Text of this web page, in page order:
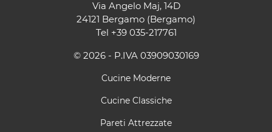
Via Angelo Maj, 14D
24121 Bergamo (Bergamo)
Tel +39 035-217761
© 2026 - P.IVA 03909030169
Cucine Moderne
Cucine Classiche
Pareti Attrezzate